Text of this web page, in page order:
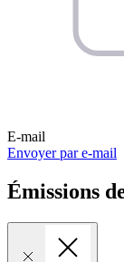
E-mail
Envoyer par e-mail
Émissions